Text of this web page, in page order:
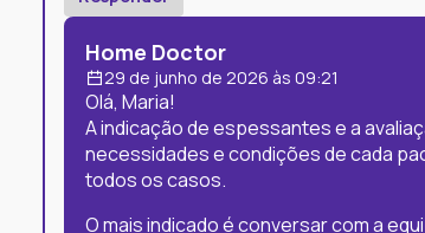
Home Doctor
29 de junho de 2026 às 09:21
Olá, Maria!
A indicação de espessantes e a
necessidades e condições de cada
todos os casos.
O mais indicado é conversar com a